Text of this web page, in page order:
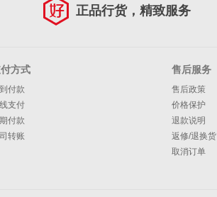
正品行货，精致服务
方式
付款
支付
付款
转账
售后服务
售后政策
价格保护
退款说明
返修/退换货
取消订单